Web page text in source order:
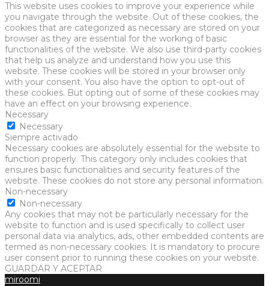
This website uses cookies to improve your experience while
you navigate through the website. Out of these cookies, the
cookies that are categorized as necessary are stored on your
browser as they are essential for the working of basic
functionalities of the website. We also use third-party cookies
that help us analyze and understand how you use this
website. These cookies will be stored in your browser only
with your consent. You also have the option to opt-out of
these cookies. But opting out of some of these cookies may
have an effect on your browsing experience.
Necessary
Necessary
Siempre activado
Necessary cookies are absolutely essential for the website to
function properly. This category only includes cookies that
ensures basic functionalities and security features of the
website. These cookies do not store any personal information.
Non-necessary
Non-necessary
Any cookies that may not be particularly necessary for the
website to function and is used specifically to collect user
personal data via analytics, ads, other embedded contents are
termed as non-necessary cookies. It is mandatory to procure
user consent prior to running these cookies on your website.
GUARDAR Y ACEPTAR
miroomi